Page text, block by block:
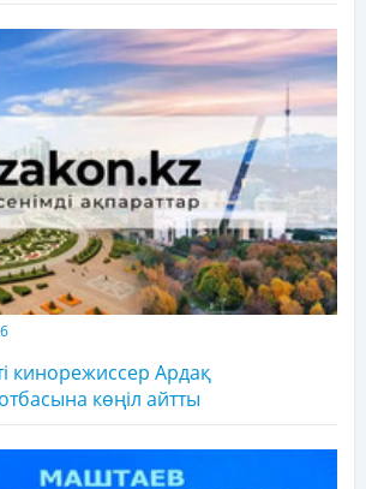
кинорежиссер Ардақ
көңіл айтты